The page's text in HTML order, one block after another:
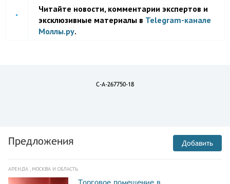
Читайте новости, комментарии экспертов и
эксклюзивные материалы в Telegram-канале
Моллы.ру.
C-A-267750-18
Предложения Добавить
АРЕНДА , МОСКВА И ОБЛАСТЬ
Торговое помещение в